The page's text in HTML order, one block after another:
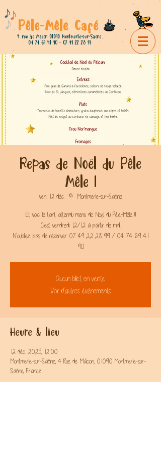
Pêle-Mêle Café
4 rue de Macon 01090 Montmerle-sur-Saone
04 74 69 41 90 - 07 49 22 28 99
Repas de Noël du Pêle
Mêle !
ven. 12 déc.
  |
Montmerle-sur-Saône
Et voici le tant attendu menu de Noël du Pêle-Mêle !!!
C'est vendredi 12/12 à partir de midi.
N’oubliez pas de réserver 07 49 22 28 99 / 04 74 69 41
90
Aucun billet en vente
Voir d'autres événements
Heure & lieu
12 déc. 2025, 12:00
Montmerle-sur-Saône, 4 Rue de Mâcon, 01090 Montmerle-sur-
Saône, France